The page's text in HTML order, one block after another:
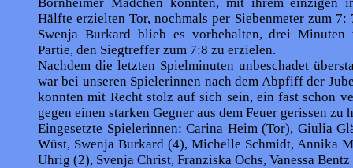
Hälfte erzielten Tor, nochmals per Siebenmeter zum 7:
Swenja Burkard blieb es vorbehalten, drei Minuten
Partie, den Siegtreffer zum 7:8 zu erzielen.
Nachdem die letzten Spielminuten unbeschadet
war bei unseren Spielerinnen nach dem Abpfiff der
konnten mit Recht stolz auf sich sein, ein fast schon
gegen einen starken Gegner aus dem Feuer gerissen zu
Eingesetzte Spielerinnen: Carina Heim (Tor), Giulia
Wüst, Swenja Burkard (4), Michelle Schmidt, Annika
Uhrig (2), Svenja Christ, Franziska Ochs, Vanessa